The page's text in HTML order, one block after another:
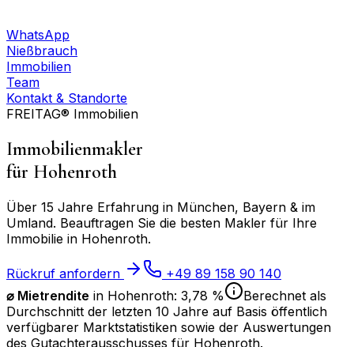
WhatsApp
Nießbrauch
Immobilien
Team
Kontakt & Standorte
FREITAG® Immobilien
Immobilienmakler
für Hohenroth
Über 15 Jahre Erfahrung in München, Bayern & im
Umland. Beauftragen Sie die besten Makler für Ihre
Immobilie in Hohenroth.
Rückruf anfordern
+49 89 158 90 140
⌀ Mietrendite in Hohenroth: 3,78 %
Berechnet als
Durchschnitt der letzten 10 Jahre auf Basis öffentlich
verfügbarer Marktstatistiken sowie der Auswertungen
des Gutachterausschusses für Hohenroth.